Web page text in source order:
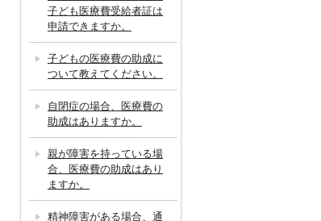
子ども医療費受給者証は
申請できますか。
子どもの医療費の助成に
ついて教えてください。
自閉症の場合、医療費の
助成はありますか。
親が障害を持っている場
合、医療費の助成はあり
ますか。
精神障害がある場合、通